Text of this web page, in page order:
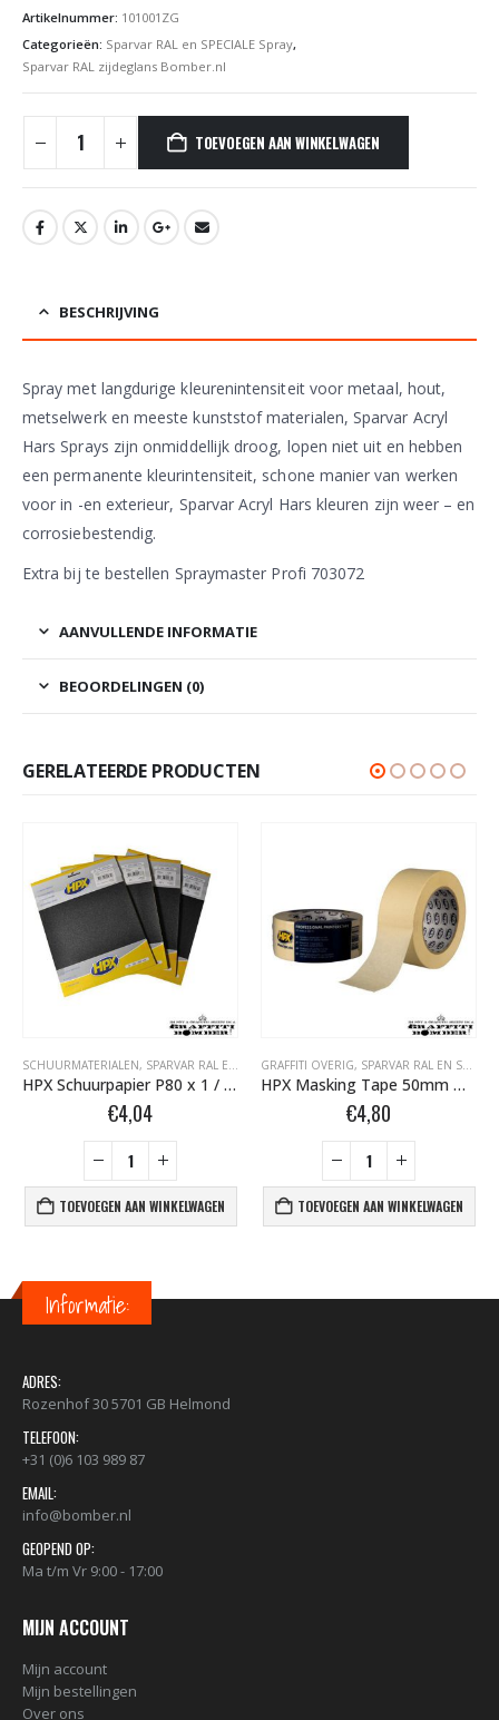
Artikelnummer: 101001ZG
Categorieën: Sparvar RAL en SPECIALE Spray,
Sparvar RAL zijdeglans Bomber.nl
TOEVOEGEN AAN WINKELWAGEN
BESCHRIJVING
Spray met langdurige kleurenintensiteit voor metaal, hout,
metselwerk en meeste kunststof materialen, Sparvar Acryl
Hars Sprays zijn onmiddellijk droog, lopen niet uit en hebben
een permanente kleurintensiteit, schone manier van werken
voor in -en exterieur, Sparvar Acryl Hars kleuren zijn weer – en
corrosiebestendig.
Extra bij te bestellen Spraymaster Profi 703072
AANVULLENDE INFORMATIE
BEOORDELINGEN (0)
GERELATEERDE PRODUCTEN
SCHUURMATERIALEN, SPARVAR RAL EN SPECIALE SPRAY
HPX Schuurpapier P80 x 1 / P120 x 2 / P180 x 1
€4,04
TOEVOEGEN AAN WINKELWAGEN
GRAFFITI OVERIG, SPARVAR RAL EN SPECIALE SPRAY
HPX Masking Tape 50mm MA5050
€4,80
TOEVOEGEN AAN WINKELWAGEN
Informatie:
ADRES:
Rozenhof 30 5701 GB Helmond
TELEFOON:
+31 (0)6 103 989 87
EMAIL:
info@bomber.nl
GEOPEND OP:
Ma t/m Vr 9:00 - 17:00
MIJN ACCOUNT
Mijn account
Mijn bestellingen
Over ons